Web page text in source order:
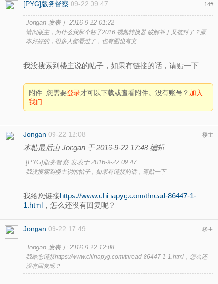
[PYG]版务督察 09-22 09:47 14#
Jongan 发表于 2016-9-22 01:22
请问版主，为什么我那个帖子2016 视频转换器 破解补丁又被封了？原
本好好的，很多人都看过了，也有图也有文 ...
我没搜索到楼主说的帖子，如果有链接的话，请贴一下
附件: 您需要登录才可以下载或查看附件。没有账号？ 加入
我们
Jongan 09-22 12:08 楼主
本帖最后由 Jongan 于 2016-9-22 17:48 编辑
[PYG]版务督察 发表于 2016-9-22 09:47
我没搜索到楼主说的帖子，如果有链接的话，请贴一下
我给您链接https://www.chinapyg.com/thread-86447-1-
1.html ，怎么还没有回复呢？
Jongan 09-22 17:49 楼主
Jongan 发表于 2016-9-22 12:08
我给您链接https://www.chinapyg.com/thread-86447-1-1.html，怎么还
没有回复呢？